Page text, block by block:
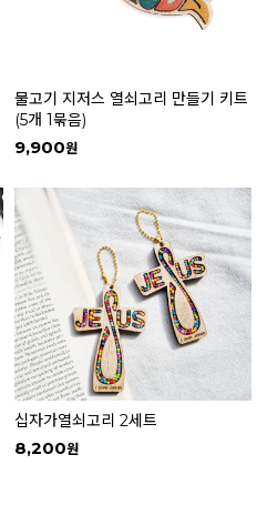
물고기 지저스 열쇠고리 만들기 키트
(5개 1묶음)
9,900
십자가열쇠고리 2세트
8,200